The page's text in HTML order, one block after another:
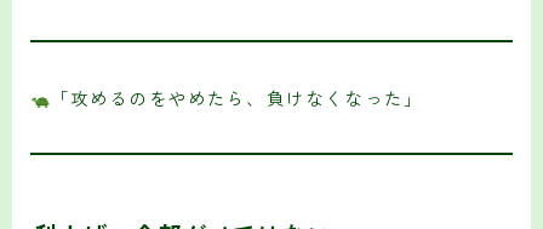
「攻めるのをやめたら、負けなくなった」